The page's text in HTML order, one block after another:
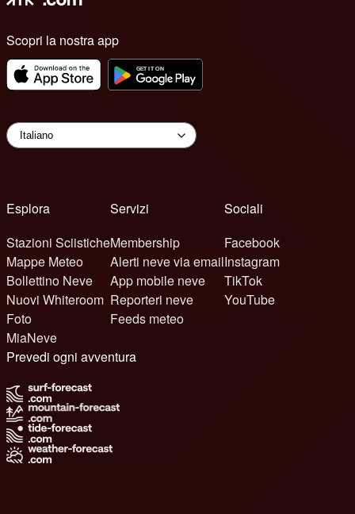
Scopri la nostra app
Esplora
Stazioni Sciistiche
Mappe Meteo
Bollettino Neve
Nuovi Whiteroom
Foto
MiaNeve
Servizi
Membership
Alerti neve via email
App mobile neve
Reporteri neve
Feeds meteo
Sociali
Facebook
Instagram
TikTok
YouTube
Prevedi ogni avventura